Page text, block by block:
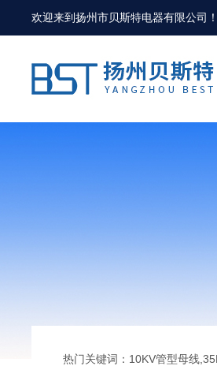
欢迎来到扬州市贝斯特电器有限公司 ！
热门关键词：10KV管型母线